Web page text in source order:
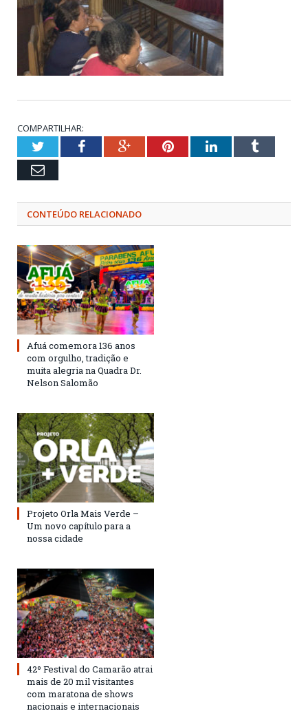
COMPARTILHAR:
TwitterFacebookGoogle+PinterestLinkedInTumblr
Email
CONTEÚDO RELACIONADO
Afuá comemora 136 anos
com orgulho, tradição e
muita alegria na Quadra Dr.
Nelson Salomão
Projeto Orla Mais Verde –
Um novo capítulo para a
nossa cidade
42º Festival do Camarão atrai
mais de 20 mil visitantes
com maratona de shows
nacionais e internacionais